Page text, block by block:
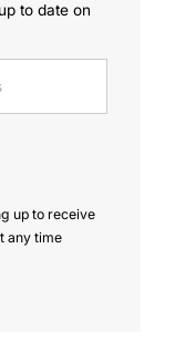
to date on
up to receive
any time